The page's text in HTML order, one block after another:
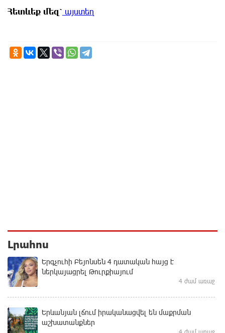
Հետևեք մեզ՝ այստեղ
Լրահոս
Երգչուհի Բեյոնսեն ​​4 դատական հայց է
ներկայացրել Թուրքիայում
4 ժամ առաջ
Երևանյան լճում իրականացվել են մաքրման
աշխատանքներ
4 ժամ առաջ